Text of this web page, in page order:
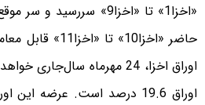
«‌اخزا1» تا «‌اخزا‌9»
حاضر «اخزا10»
اوراق اخزا، 24 مهرماه
اوراق 19.6 درصد است. عرضه